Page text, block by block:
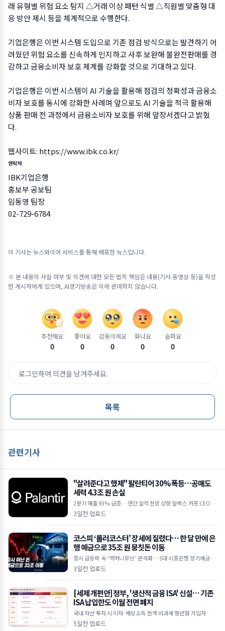
래 유형별 위험 요소 탐지 △거래 이상 패턴 식별 △직원별 맞춤형 대
응 방안 제시 등을 체계적으로 수행한다.
기업은행은 이번 시스템 도입으로 기존 점검 방식으로는 발견하기 어
려웠던 위험 요소를 신속하게 인지하고 사후 보완해 불완전판매를 경
감하고 금융소비자 보호 체계를 강화할 것으로 기대하고 있다.
기업은행은 이번 시스템이 AI 기술을 활용해 점검의 정확성과 금융소
비자 보호를 동시에 강화한 사례며 앞으로도 AI 기술을 적극 활용해
상품 판매 전 과정에서 금융소비자 보호를 위해 앞장서겠다고 밝혔
다.
웹사이트: https://www.ibk.co.kr/
연락처
IBK기업은행
홍보부 공보팀
임동영 팀장
02-729-6784
이 기사는 뉴스와이어 서비스를 통해 배포한 뉴스입니다.
※ 본 내용의 사실 여부 및 의견에 대한 모든 법적 책임은 내용(기사.동영상 등)을 작성
한 게시자에게 있으며, AI경기방송은 이에 관여하지 않습니다.
추천해요
0
좋아요
0
감동이에요
0
화나요
0
슬퍼요
0
로그인하여 의견을 남겨주세요.
목록
관련기사
"살려준다고 했제" 팔란티어 30% 폭등…공매도
세력 4.3조 원 손실
2분기 매출 93% 급증… 연간 실적 전망 상향 알렉스 카프 CEO "A
I 수요 상상을 초월하는 수준" 하루 만에 30억 달러 손실… 공매도
3일전 업로드
코스피 ‘롤러코스터’ 장세에 질렸다… 한 달 만에 은
행 예금으로 35조 원 뭉칫돈 이동
증시 급등락 속 ‘역머니무브’ 본격화… 5대 시중은행 정기예금 35
조 원 급증 한국은행 기준금리 인상 여파, 연 3%대 예금 금리 매력
3일전 업로드
[세제 개편안] 정부, '생산적 금융 ISA' 신설… 기존
ISA 납입한도 이월 전면 폐지
국내 자산 투자 시 이자·배당소득 전액 비과세 청년형 가입자 납입
액 10% 추가 소득공제 기존 일반 ISA는 납입한도 이월 폐지 및 최
5일전 업로드